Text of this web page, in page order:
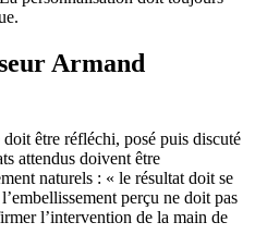
Armand
être réfléchi, posé puis discuté
attendus doivent être
naturels : « le résultat doit se
perçu ne doit pas
l’intervention de la main de